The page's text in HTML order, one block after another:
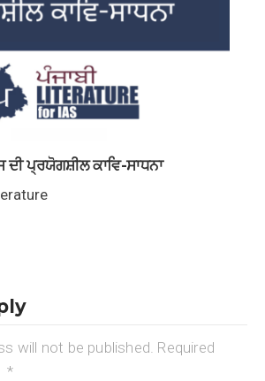
ਪ੍ਰਯੋਗਸ਼ੀਲ ਕਾਵਿ-ਸਾਧਨਾ
will not be published. Required
*